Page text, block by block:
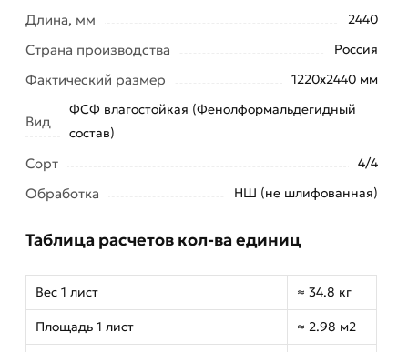
Длина, мм 2440
Страна производства Россия
Фактический размер 1220х2440 мм
Вид
ФСФ влагостойкая (Фенолформальдегидный
состав)
Сорт 4/4
Обработка НШ (не шлифованная)
Таблица расчетов кол-ва единиц
Вес 1 лист ≈ 34.8 кг
Площадь 1 лист ≈ 2.98 м2